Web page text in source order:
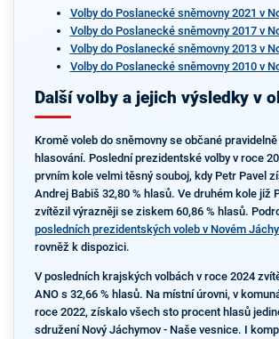
Volby do Poslanecké sněmovny 2021 v
Volby do Poslanecké sněmovny 2017 v
Volby do Poslanecké sněmovny 2013 v
Volby do Poslanecké sněmovny 2010 v
Další volby a jejich výsledky v
Kromě voleb do sněmovny se občané
hlasování. Poslední prezidentské volby v roce
prvním kole velmi těsný souboj, kdy Petr Pavel
Andrej Babiš 32,80 % hlasů. Ve druhém kole již
zvítězil výrazněji se ziskem 60,86 % hlasů.
posledních prezidentských voleb v Novém
rovněž k dispozici.
V posledních krajských volbách v roce 2024
ANO s 32,66 % hlasů. Na místní úrovni, v
roce 2022, získalo všech sto procent hlasů
sdružení Nový Jáchymov - Naše vesnice. I